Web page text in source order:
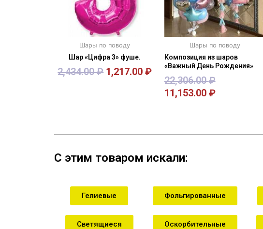
Шары по поводу
Шар «Цифра 3» фуше.
2,434.00₽ 1,217.00₽
Шары по поводу
Композиция из шаров
«Важный День Рождения»
22,306.00₽
11,153.00 ₽
С этим товаром искали:
Гелиевые
Светящиеся
Фольгированные
Оскорбительные